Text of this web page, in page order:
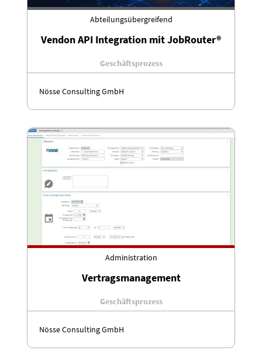
Abteilungsübergreifend
Vendon API Integration mit JobRouter®
Geschäftsprozess
Nösse Consulting GmbH
Administration
Vertragsmanagement
Geschäftsprozess
Nösse Consulting GmbH